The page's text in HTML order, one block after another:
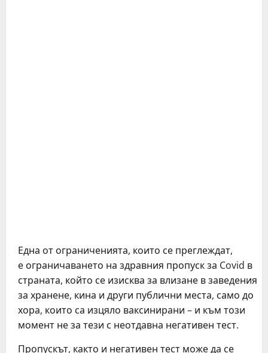
Една от ограниченията, които се преглеждат,
е ограничаването на здравния пропуск за Covid в
страната, който се изисква за влизане в заведения
за хранене, кина и други публични места, само до
хора, които са изцяло ваксинирани – и към този
момент не за тези с неотдавна негативен тест.
Пропускът, както и негативен тест може да се